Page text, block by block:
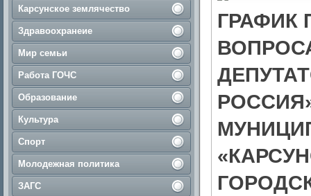
Карсунское землячество
Здравоохранеие
Мир семьи
Работа ГОЧС
Образование
Культура
Спорт
Молодежная политика
ЗАГС
ГРАФИК